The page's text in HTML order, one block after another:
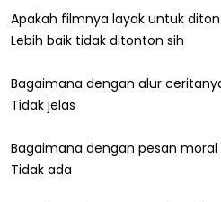
Apakah filmnya layak untuk
Lebih baik tidak ditonton sih
Bagaimana dengan alur
Tidak jelas
Bagaimana dengan pesan
Tidak ada